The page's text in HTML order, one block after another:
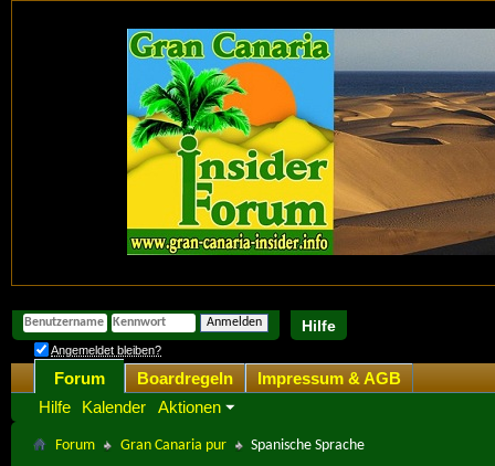
Hilfe
Angemeldet bleiben?
Forum
Hilfe
Kalender Aktionen
Boardregeln Impressum & AGB
Forum Gran Canaria pur Spanische Sprache